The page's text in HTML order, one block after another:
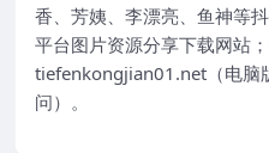
香、芳姨、李漂亮、鱼神等
平台图片资源分享下载网站
tiefenkongjian01.net（电脑
问）。